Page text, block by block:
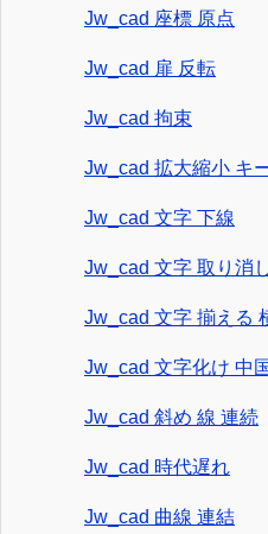
Jw_cad 座標 原点
Jw_cad 扉 反転
Jw_cad 拘束
Jw_cad 拡大縮小 キ
Jw_cad 文字 下線
Jw_cad 文字 取り消
Jw_cad 文字 揃える
Jw_cad 文字化け 中
Jw_cad 斜め 線 連続
Jw_cad 時代遅れ
Jw_cad 曲線 連結